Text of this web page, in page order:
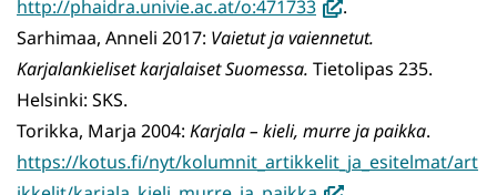
http://phaidra.univie.ac.at/o:471733(avautuu
uuteen
ikkunaan,
toiseen
palveluun)
.
Sarhimaa, Anneli 2017: Vaietut ja vaiennetut.
Karjalankieliset karjalaiset Suomessa. Tietolipas 235.
Helsinki: SKS.
Torikka, Marja 2004: Karjala – kieli, murre ja paikka.
https://kotus.fi/nyt/kolumnit_artikkelit_ja_esitelmat/art